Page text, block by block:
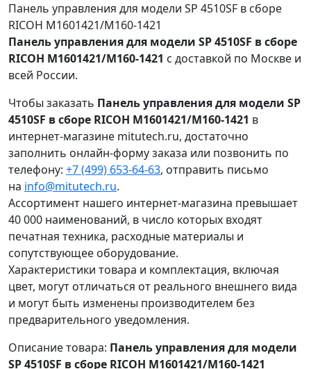
Панель управления для модели SP 4510SF в сборе
RICOH M1601421/M160-1421
Панель управления для модели SP 4510SF в сборе
RICOH M1601421/M160-1421 с доставкой по Москве и
всей России.
Чтобы заказать Панель управления для модели SP
4510SF в сборе RICOH M1601421/M160-1421 в
интернет-магазине mitutech.ru, достаточно
заполнить онлайн-форму заказа или позвонить по
телефону: +7 (499) 653-64-63, отправить письмо
на info@mitutech.ru.
Ассортимент нашего интернет-магазина превышает
40 000 наименований, в число которых входят
печатная техника, расходные материалы и
сопутствующее оборудование.
Характеристики товара и комплектация, включая
цвет, могут отличаться от реального внешнего вида
и могут быть изменены производителем без
предварительного уведомления.
Описание товара: Панель управления для модели
SP 4510SF в сборе RICOH M1601421/M160-1421